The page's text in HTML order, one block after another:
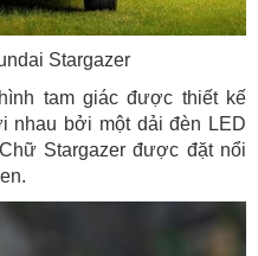
Stargazer
tam giác được thiết kế
nhau bởi một dải đèn LED
Stargazer được đặt nổi